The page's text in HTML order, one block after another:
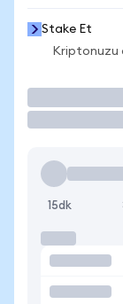
Stake Et
Kriptonuzu
15dk